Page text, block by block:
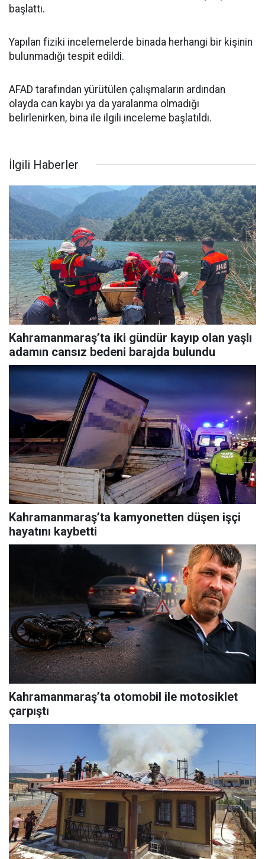
başlattı.
Yapılan fiziki incelemelerde binada herhangi bir kişinin
bulunmadığı tespit edildi.
AFAD tarafından yürütülen çalışmaların ardından
olayda can kaybı ya da yaralanma olmadığı
belirlenirken, bina ile ilgili inceleme başlatıldı.
İlgili Haberler
Kahramanmaraş’ta iki gündür kayıp olan yaşlı
adamın cansız bedeni barajda bulundu
Kahramanmaraş’ta kamyonetten düşen işçi
hayatını kaybetti
Kahramanmaraş’ta otomobil ile motosiklet
çarpıştı